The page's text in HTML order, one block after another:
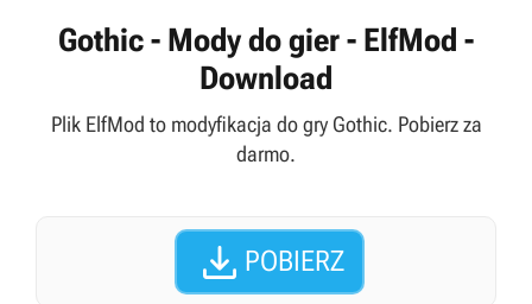
Gothic - Mody do gier - ElfMod -
Download
Plik ElfMod to modyfikacja do gry Gothic. Pobierz za
darmo.
 POBIERZ